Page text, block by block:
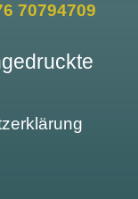
70794709